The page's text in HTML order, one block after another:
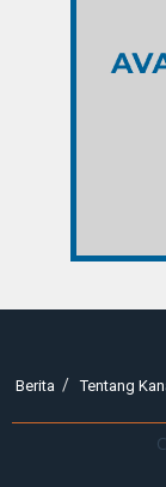
Berita Tentang